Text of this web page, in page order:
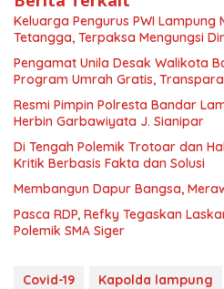
Keluarga Pengurus PWI Lampung
Tetangga, Terpaksa Mengungsi
Pengamat Unila Desak Walikota
Program Umrah Gratis,
Resmi Pimpin Polresta Bandar
Herbin Garbawiyata J. Sianipar
Di Tengah Polemik Trotoar dan
Kritik Berbasis Fakta dan Solusi
Membangun Dapur Bangsa,
Pasca RDP, Refky Tegaskan
Polemik SMA Siger
Covid-19
Kapolda lampung